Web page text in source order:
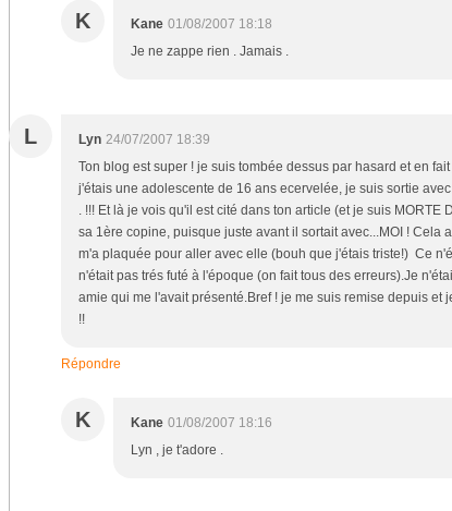
K Kane 01/08/2007 18:18
Je ne zappe rien . Jamais .
L Lyn 24/07/2007 18:39
Ton blog est super ! je suis tombée dessus par hasard et en
j'étais une adolescente de 16 ans ecervelée, je suis sortie
. !!! Et là je vois qu'il est cité dans ton article (et je suis
sa 1ère copine, puisque juste avant il sortait avec...MOI ! Cela
m'a plaquée pour aller avec elle (bouh que j'étais triste!) Ce
n'était pas trés futé à l'époque (on fait tous des erreurs).Je
amie qui me l'avait présenté.Bref ! je me suis remise depuis
!!
Répondre
K Kane 01/08/2007 18:16
Lyn , je t'adore .